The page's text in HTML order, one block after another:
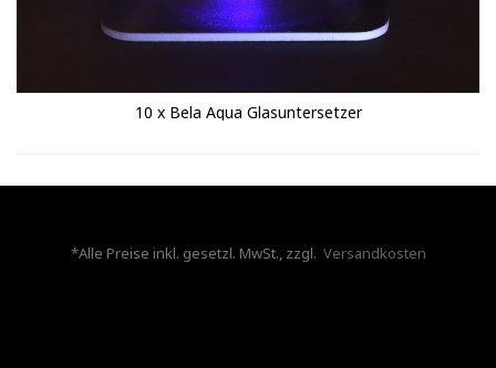
10 x Bela Aqua Glasuntersetzer
*Alle Preise inkl. gesetzl. MwSt., zzgl. Versandkosten